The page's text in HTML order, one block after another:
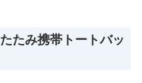
たみ携帯トートバッ